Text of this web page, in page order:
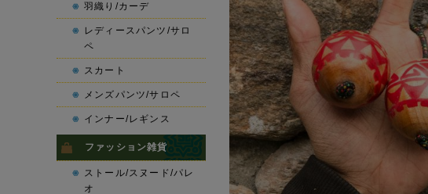
羽織り/カーデ
レディースパンツ/サロ
ペ
スカート
メンズパンツ/サロペ
インナー/レギンス
ファッション雑貨
ストール/スヌード/パレ
オ